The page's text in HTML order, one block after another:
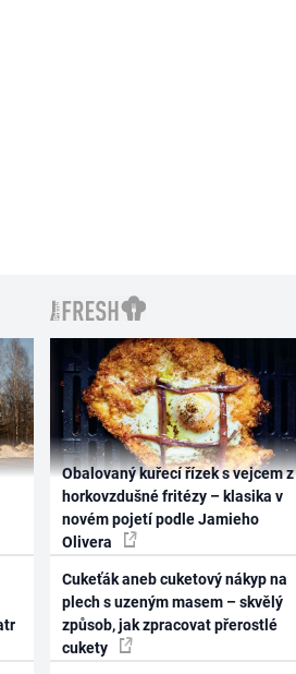
Obalovaný kuřecí řízek s vejcem z
horkovzdušné fritézy – klasika v
novém pojetí podle Jamieho
Olivera
Cukeťák aneb cuketový nákyp na
plech s uzeným masem – skvělý
způsob, jak zpracovat přerostlé
cukety